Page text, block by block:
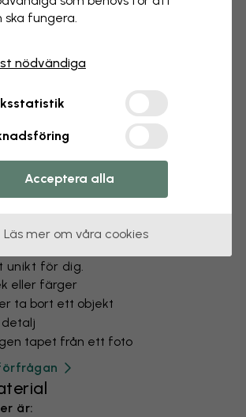
tapet
kan justera vilket motiv som helst
för dig.
eller färger
ta bort ett objekt
detalj
tapet från ett foto
är:
ska fungera.
nödvändiga
Acceptera alla
Läs mer om våra cookies